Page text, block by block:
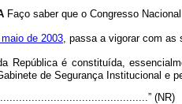
Faço saber que o Congresso
de 2003, passa a vigorar com as
República é constituída,
de Segurança Institucional e
(NR)